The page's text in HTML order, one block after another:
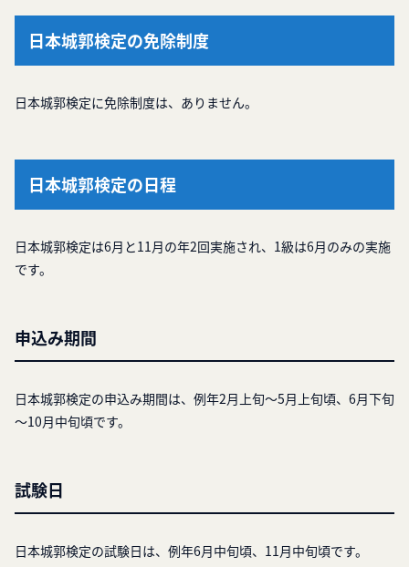
日本城郭検定の免除制度
日本城郭検定に免除制度は、ありません。
日本城郭検定の日程
日本城郭検定は6月と11月の年2回実施され、1級は6月のみの実施
です。
申込み期間
日本城郭検定の申込み期間は、例年2月上旬～5月上旬頃、6月下旬
～10月中旬頃です。
試験日
日本城郭検定の試験日は、例年6月中旬頃、11月中旬頃です。